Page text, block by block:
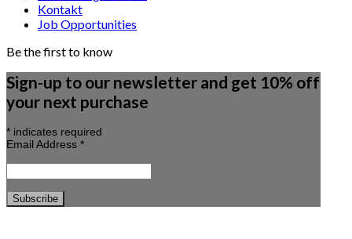
Kontakt
Job Opportunities
Be the first to know
Sign-up to our newsletter and get 10% off
your next purchase
* indicates required
Email Address *